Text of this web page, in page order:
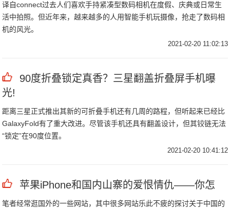
译自connect过去人们喜欢手持紧凑型数码相机在度假、庆典或日常生
活中拍照。但近年来，越来越多的人用智能手机玩摄像，抢走了数码相
机的风光。
2021-02-20 11:02:13
90度折叠锁定真香？三星翻盖折叠屏手机曝
光!
距离三星正式推出其新的可折叠手机还有几周的路程，但听起来已经比
GalaxyFold有了重大改进。尽管该手机还具有翻盖设计，但其铰链无法
“锁定”在90度位置。
2021-02-20 10:41:12
苹果iPhone和国内山寨的爱恨情仇——你怎
笔者经常逛国外的一些网站，其中很多网站乐此不疲的探讨关于中国的